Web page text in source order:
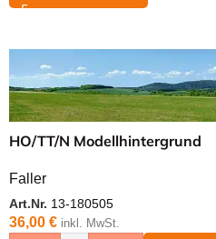
HO/TT/N Modellhintergrund
Faller
Art.Nr. 13-180505
36,00 € inkl. MwSt.